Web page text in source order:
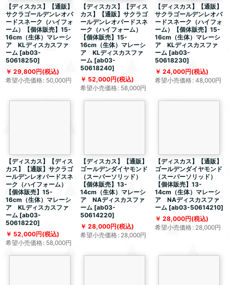
【ディスカス】【通販】
サクラゴールデンレオパ
ードスネーク（ハイフォ
ーム）【個体販売】15-
16cm（生体）マレーシ
ア KLディスカスファ
ーム [ab03-
50618250]
29,800円(税込)
希望小売価格: 50,000円
【ディスカス】【ディス
カス】【通販】サクラゴ
ールデンレオパードスネ
ーク（ハイフォーム）
【個体販売】15-
16cm（生体）マレーシ
ア KLディスカスファ
ーム [ab03-
50618240]
52,000円(税込)
希望小売価格: 58,000円
【ディスカス】【通販】
サクラゴールデンレオパ
ードスネーク（ハイフォ
ーム）【個体販売】15-
16cm（生体）マレーシ
ア KLディスカスファ
ーム [ab03-
50618230]
24,000円(税込)
希望小売価格: 48,000円
【ディスカス】【ディス
カス】【通販】サクラゴ
ールデンレオパードスネ
ーク（ハイフォーム）
【個体販売】15-
16cm（生体）マレーシ
ア KLディスカスファ
ーム [ab03-
50618220]
52,000円(税込)
希望小売価格: 58,000円
【ディスカス】【通販】
ゴールデンダイヤモンド
（スーパーソリッド）
【個体販売】13-
14cm（生体）マレーシ
ア NAディスカスファ
ーム [ab03-
50614220]
28,000円(税込)
希望小売価格: 28,000円
【ディスカス】【通販】
ゴールデンダイヤモンド
（スーパーソリッド）
【個体販売】13-
14cm（生体）マレーシ
ア NAディスカスファ
ーム [ab03-50614210]
28,000円(税込)
希望小売価格: 28,000円